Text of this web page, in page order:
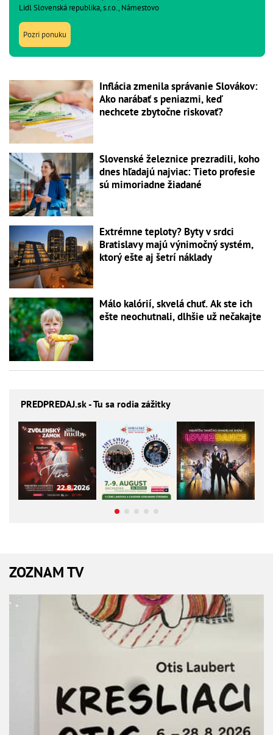
Lidl Slovenská republika, s.r.o., Námestovo
Pozri ponuku
Inflácia zmenila správanie Slovákov:
Ako narábať s peniazmi, keď
nechcete zbytočne riskovať?
Slovenské železnice prezradili, koho
dnes hľadajú najviac: Tieto profesie
sú mimoriadne žiadané
Extrémne teploty? Byty v srdci
Bratislavy majú výnimočný systém,
ktorý ešte aj šetrí náklady
Málo kalórií, skvelá chuť. Ak ste ich
ešte neochutnali, dlhšie už nečakajte
PREDPREDAJ.sk - Tu sa rodia zážitky
ZOZNAM TV